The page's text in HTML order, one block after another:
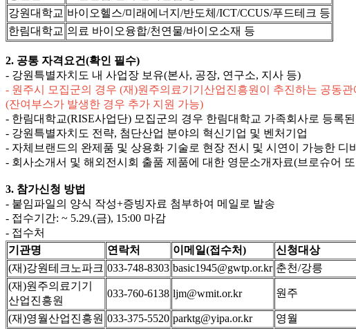
강원대학교 바이오헬스/미래에너지/반도체/ICT/CCUS/푸드테크 등
한림대학교 의료 바이오융합/천연물/바이오소재 등
2. 공통 자격요건(확인 필수)
- 강원특별자치도 내 사업장 보유(본사, 공장, 연구소, 지사 등)
- 원주시 모집군의 경우 (재)원주의료기기산업진흥원이 추진하는 공동
(잔여부스가 발생한 경우 추가 지원 가능)
- 한림대학교(RISE사업단) 모집군의 경우 한림대학교 가족회사로 등록
- 강원특별자치도 전략, 첨단산업 분야의 혁신기업 및 벤처기업
- 자체브랜드의 완제품 및 상용화 기술로 현장 전시 및 시연이 가능한
- 회사소개서 및 해외전시회 출품 제품에 대한 영문소개자료(브로슈어
3. 참가신청 방법
- 붙임파일의 양식 작성+증빙자료 첨부하여 메일로 발송
- 접수기간: ~ 5.29.(금), 15:00 마감
- 접수처
기관명
연락처 이메일(접수처)
신청대상
(재)강원테크노파크 033-748-8303 basic1945@gwtp.or.kr 춘천/강릉
(재)원주의료기기
산업진흥원
033-760-6138 ljm@wmit.or.kr 원주
(재)영월산업진흥원 033-375-5520 parktg@yipa.or.kr
영월